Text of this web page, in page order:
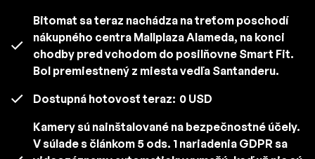
Bitomat sa teraz nachádza na treťom poschodí
nákupného centra Mallplaza Alameda, na konci
chodby pred vchodom do posilňovne Smart Fit.
Bol premiestnený z miesta vedľa Santanderu.
Dostupná hotovosť teraz: 0 USD
Kamery sú nainštalované na bezpečnostné účely.
V súlade s článkom 5 ods. 1 nariadenia GDPR sa